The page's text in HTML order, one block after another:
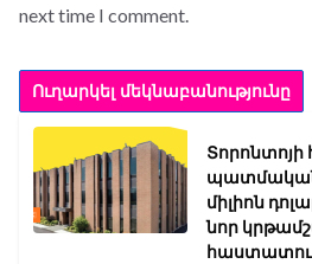
next time I comment.
Տորոնտոյի
պատմական
միլիոն
նոր